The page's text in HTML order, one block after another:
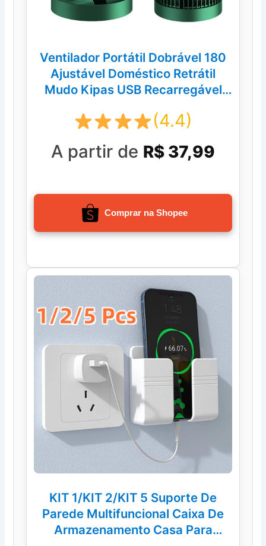
Ventilador Portátil Dobrável 180
Ajustável Doméstico Retrátil
Mudo Kipas USB Recarregável
(4.4)
A partir de R$ 37,99
Comprar na Shopee
KIT 1/KIT 2/KIT 5 Suporte De
Parede Multifuncional Caixa De
Armazenamento Casa Para